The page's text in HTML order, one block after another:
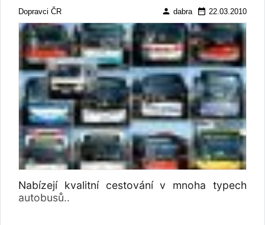
Dopravci ČR person dabra date_range 22.03.2010
Nabízejí kvalitní cestování v mnoha typech
autobusů..